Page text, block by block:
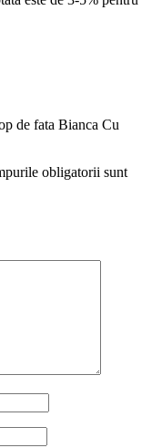
de fata Bianca Cu
obligatorii sunt